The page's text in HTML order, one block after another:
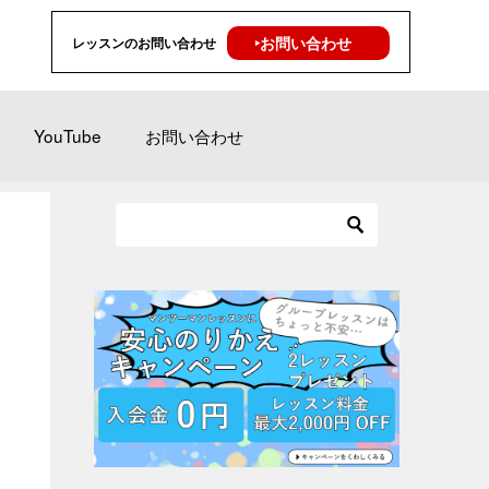
レッスンのお問い合わせ ‣お問い合わせ
YouTube お問い合わせ